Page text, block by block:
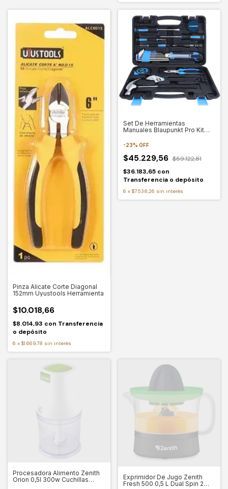
Pinza Alicate Corte Diagonal
152mm Uyustools Herramienta
$10.018,66
$8.014,93 con Transferencia
o depósito
6 x $1.669,78 sin interés
Set De Herramientas
Manuales Blaupunkt Pro Kit
-23% OFF
$45.229,56 $59.122,81
$36.183,65 con
Transferencia o depósito
6 x $7.538,26 sin interés
Procesadora Alimento Zenith
Orion 0,5l 300w Cuchillas
Exprimidor De Jugo Zenith
Fresh 500 0,5 L Dual Spin 2